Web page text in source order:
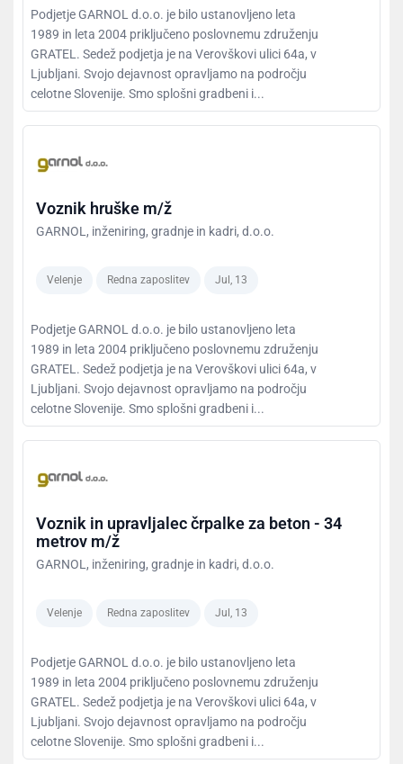
Podjetje GARNOL d.o.o. je bilo ustanovljeno leta
1989 in leta 2004 priključeno poslovnemu združenju
GRATEL. Sedež podjetja je na Verovškovi ulici 64a, v
Ljubljani. Svojo dejavnost opravljamo na področju
celotne Slovenije. Smo splošni gradbeni i...
Voznik hruške m/ž
GARNOL, inženiring, gradnje in kadri, d.o.o.
Velenje Redna zaposlitev Jul, 13
Podjetje GARNOL d.o.o. je bilo ustanovljeno leta
1989 in leta 2004 priključeno poslovnemu združenju
GRATEL. Sedež podjetja je na Verovškovi ulici 64a, v
Ljubljani. Svojo dejavnost opravljamo na področju
celotne Slovenije. Smo splošni gradbeni i...
Voznik in upravljalec črpalke za beton - 34
metrov m/ž
GARNOL, inženiring, gradnje in kadri, d.o.o.
Velenje Redna zaposlitev Jul, 13
Podjetje GARNOL d.o.o. je bilo ustanovljeno leta
1989 in leta 2004 priključeno poslovnemu združenju
GRATEL. Sedež podjetja je na Verovškovi ulici 64a, v
Ljubljani. Svojo dejavnost opravljamo na področju
celotne Slovenije. Smo splošni gradbeni i...